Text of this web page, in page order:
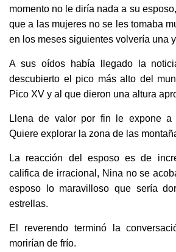
momento no le diría nada a su
que a las mujeres no se les tomaba
en los meses siguientes volvería una
A sus oídos había llegado la
descubierto el pico más alto del
Pico XV y al que dieron una altura
Llena de valor por fin le expone a
Quiere explorar la zona de las
La reacción del esposo es de
califica de irracional, Nina no se
esposo lo maravilloso que sería
estrellas.
El reverendo terminó la
morirían de frío.